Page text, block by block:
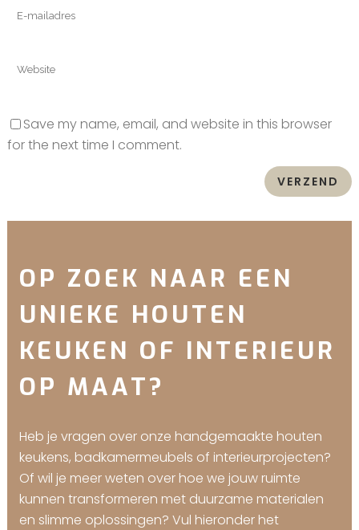
Save my name, email, and website in this browser
for the next time I comment.
OP ZOEK NAAR EEN
UNIEKE HOUTEN
KEUKEN OF INTERIEUR
OP MAAT?
Heb je vragen over onze handgemaakte houten
keukens, badkamermeubels of interieurprojecten?
Of wil je meer weten over hoe we jouw ruimte
kunnen transformeren met duurzame materialen
en slimme oplossingen? Vul hieronder het